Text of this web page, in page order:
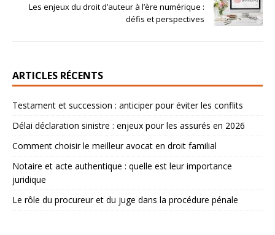
Les enjeux du droit d’auteur à l’ère numérique :
défis et perspectives
ARTICLES RÉCENTS
Testament et succession : anticiper pour éviter les conflits
Délai déclaration sinistre : enjeux pour les assurés en 2026
Comment choisir le meilleur avocat en droit familial
Notaire et acte authentique : quelle est leur importance
juridique
Le rôle du procureur et du juge dans la procédure pénale